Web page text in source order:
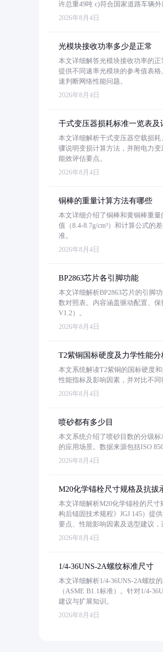
许总重49吨 c)符合国家道路车辆
2026年8月4日
光模块接收功率多少是正常
本文详细解答光模块接收功率的
提供不同速率光模块的参考值表
速判断网络性能问题。
2026年8月4日
干式变压器损耗标准一览表及
本文详细解析干式变压器空载损
骤说明变损计算方法，并附电力
能效评估要点。
2026年8月4日
铜棒的重量计算方法有哪些
本文详细介绍了铜棒和黄铜棒重
值（8.4-8.7g/cm³）和计算公式的
准。
2026年8月4日
BP2863芯片各引脚功能
本文详细解析BP2863芯片的引脚
数对照表。内容涵盖驱动配置、
V1.2）。
2026年8月4日
T2紫铜国标硬度及力学性能分
本文系统解读T2紫铜的国标硬度
性能指标及影响因素，并对比不
2026年8月4日
喷砂都有多少目
本文系统介绍了喷砂目数的分级
的应用场景。数据来源包括ISO
2026年8月4日
M20化学锚栓尺寸规格及抗拔
本文详细解析M20化学锚栓的尺
构后锚固技术规程》JGJ 145）提
要点、性能影响因素及选型建议，
2026年8月4日
1/4-36UNS-2A螺纹标准尺寸
本文详细解析1/4-36UNS-2A螺纹
（ASME B1.1标准）。针对1/4-
建议与扩展知识。
2026年8月4日